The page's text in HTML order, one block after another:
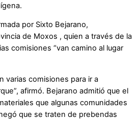
por Sixto Bejarano,
de Moxos , quien a través de la
comisiones “van camino al lugar
varias comisiones para ir a
afirmó. Bejarano admitió que el
que algunas comunidades
que se traten de prebendas